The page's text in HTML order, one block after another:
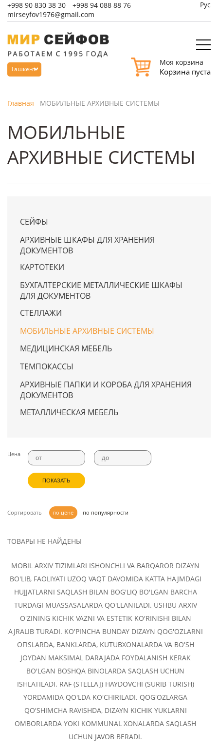
+998 90 830 38 30 +998 94 088 88 76
mirseyfov1976@gmail.com
Рус
Ташкент
Моя корзина
Корзина пуста
Главная МОБИЛЬНЫЕ АРХИВНЫЕ СИСТЕМЫ
МОБИЛЬНЫЕ
АРХИВНЫЕ СИСТЕМЫ
СЕЙФЫ
АРХИВНЫЕ ШКАФЫ ДЛЯ ХРАНЕНИЯ
ДОКУМЕНТОВ
КАРТОТЕКИ
БУХГАЛТЕРСКИЕ МЕТАЛЛИЧЕСКИЕ ШКАФЫ
ДЛЯ ДОКУМЕНТОВ
СТЕЛЛАЖИ
МОБИЛЬНЫЕ АРХИВНЫЕ СИСТЕМЫ
МЕДИЦИНСКАЯ МЕБЕЛЬ
ТЕМПОКАССЫ
АРХИВНЫЕ ПАПКИ И КОРОБА ДЛЯ ХРАНЕНИЯ
ДОКУМЕНТОВ
МЕТАЛЛИЧЕСКАЯ МЕБЕЛЬ
Цена
ПОКАЗАТЬ
Сортировать по цене по популярности
ТОВАРЫ НЕ НАЙДЕНЫ
MOBIL ARXIV TIZIMLARI ISHONCHLI VA BARQAROR DIZAYN
BO'LIB, FAOLIYATI UZOQ VAQT DAVOMIDA KATTA HAJMDAGI
HUJJATLARNI SAQLASH BILAN BOG'LIQ BO'LGAN BARCHA
TURDAGI MUASSASALARDA QO'LLANILADI. USHBU ARXIV
O'ZINING KICHIK VAZNI VA ESTETIK KO'RINISHI BILAN
AJRALIB TURADI. KO'PINCHA BUNDAY DIZAYN QOG'OZLARNI
OFISLARDA, BANKLARDA, KUTUBXONALARDA VA BO'SH
JOYDAN MAKSIMAL DARAJADA FOYDALANISH KERAK
BO'LGAN BOSHQA BINOLARDA SAQLASH UCHUN
ISHLATILADI. RAF (STELLAJ) HAYDOVCHI (SURIB TURISH)
YORDAMIDA QO'LDA KO'CHIRILADI. QOG'OZLARGA
QO'SHIMCHA RAVISHDA, DIZAYN KICHIK YUKLARNI
OMBORLARDA YOKI KOMMUNAL XONALARDA SAQLASH
UCHUN JAVOB BERADI.